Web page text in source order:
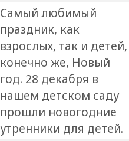
Самый любимый
праздник, как
взрослых, так и детей,
конечно же, Новый
год. 28 декабря в
нашем детском саду
прошли новогодние
утренники для детей.